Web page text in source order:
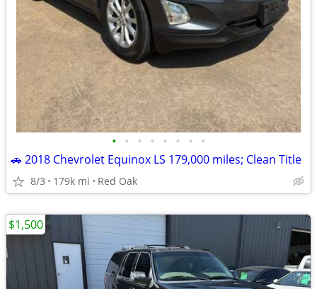
• • • • • • • •
🚗 2018 Chevrolet Equinox LS 179,000 miles; Clean Title
8/3 179k mi Red Oak
$1,500